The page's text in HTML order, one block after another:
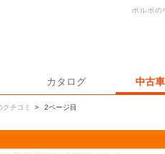
カタログ 中古
チコミ > 2ページ目
ボルボ